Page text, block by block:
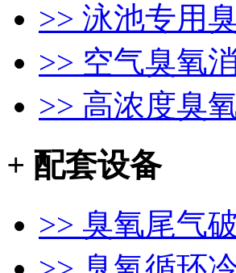
>> 泳池专用
>> 空气臭氧
>> 高浓度臭
+ 配套设备
>> 臭氧尾气